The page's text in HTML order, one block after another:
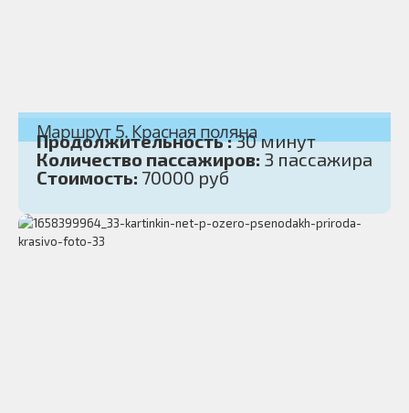
Маршрут 5. Красная поляна
Продолжительность :30 минут
Количество пассажиров: 3 пассажира
Стоимость: 70000 руб